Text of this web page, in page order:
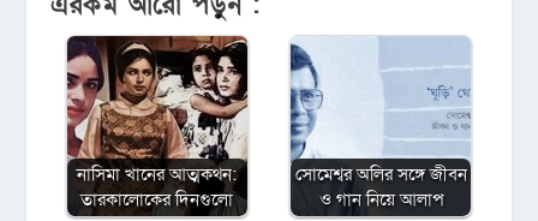
নাসিমা খানের আত্মকথন:
তারকালোকের দিনগুলো
সোমেশ্বর অলির সঙ্গে জীবন
ও গান নিয়ে আলাপ